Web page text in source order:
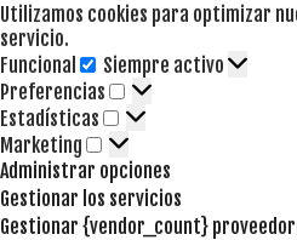
Utilizamos cookies para optimizar
servicio.
Funcional
Funcional
Siempre activo
Preferencias
Preferencias
Estadísticas Estadísticas
Marketing Marketing
Administrar opciones
Gestionar los servicios
Gestionar {vendor_count}